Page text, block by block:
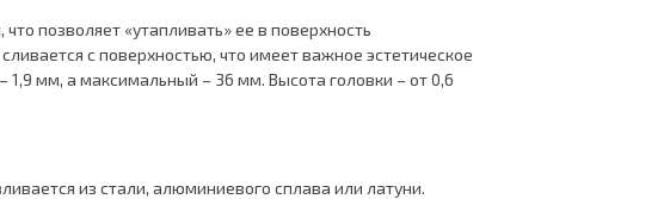
позволяет «утапливать» ее в поверхность
с поверхностью, что имеет важное эстетическое
мм, а максимальный – 36 мм. Высота головки – от 0,6
из стали, алюминиевого сплава или латуни.